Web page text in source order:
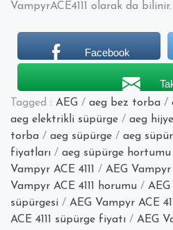
VampyrACE4111 olarak da bilinir.
Facebook
Tagged : AEG / aeg bez torba /
aeg elektrikli süpürge / aeg
torba / aeg süpürge / aeg
fiyatları / aeg süpürge hortumu
Vampyr ACE 4111 / AEG Vampyr
Vampyr ACE 4111 horumu / AEG
süpürgesi / AEG Vampyr ACE
ACE 4111 süpürge fiyatı / AEG